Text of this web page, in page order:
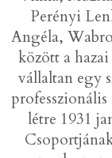
Perényi
Angéla,
között a
vállaltan egy
létre 1931